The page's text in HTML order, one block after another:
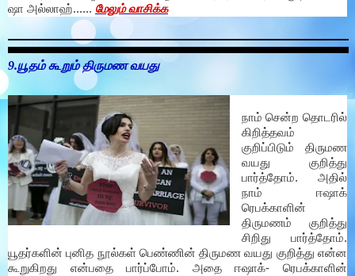
ஷா அல்லாஹ்...... மேலும் வாசிக்க
9.யூதம் கூறும் திருமண வயது
நாம் சென்ற தொடரில்
கிறித்தவம்
குறிப்பிடும் திருமண
வயது குறித்து
பார்த்தோம். அதில்
நாம் ஈஷாக்
ரெபக்காளின்
திருமணம் குறித்து
சிறிது பார்த்தோம்.
யூதர்களின் புனித நூல்கள் பெண்ணின் திருமண வயது குறித்து என்ன
கூறுகிறது என்பதை பார்ப்போம். அதை ஈஷாக்- ரெபக்காளின்